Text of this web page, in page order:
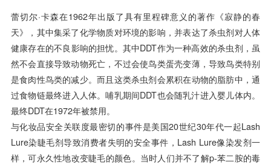
蕾切尔·卡森在1962年出版了具有里程碑意义的著作《寂静的春
天》，其中集采了化学物质对环境的影响，并表达了杀虫剂对人体
健康存在的不良影响的担忧。其中DDT作为一种高效的杀虫剂，虽
然不会直接导致动物死亡，不过会使鸟类蛋壳变薄，导致鸟类特别
是食肉性鸟类的减少。而且这类杀虫剂会累积在动物的脂肪中，通
过食物链最终进入人体。哺乳期间DDT也会随乳汁进入婴儿体内。
最终DDT在1972年被禁用。
与化妆品安全关联度最密切的事件是美国20世纪30年代一起Lash
Lure染睫毛剂导致消费者失明的安全事件，Lash Lure像染发剂一
样，可永久性地改变睫毛的颜色。当时人们并不了解p-苯二胺的毒